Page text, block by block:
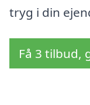
tryg i din
Få 3 tilbud,